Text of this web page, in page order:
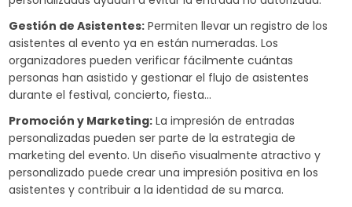
Gestión de Asistentes:Permiten llevar un registro de los
asistentes al evento ya en están numeradas. Los
organizadores pueden verificar fácilmente cuántas
personas han asistido y gestionar el flujo de asistentes
durante el festival, concierto, fiesta...
Promoción y Marketing:La impresión de entradas
personalizadas pueden ser parte de la estrategia de
marketing del evento. Un diseño visualmente atractivo y
personalizado puede crear una impresión positiva en los
asistentes y contribuir a la identidad de su marca.